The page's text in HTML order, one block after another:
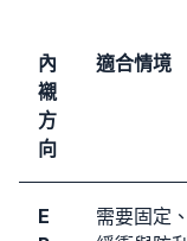
內
襯
方
向
適合情境
E
需要固定、